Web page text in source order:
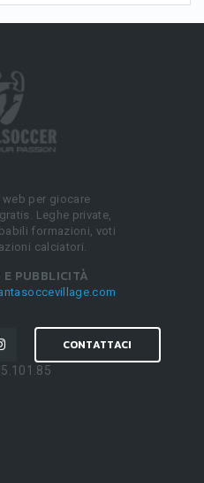
web per giocare
Leghe private,
formazioni, voti
calciatori.
E PUBBLICITÀ
CONTATTACI